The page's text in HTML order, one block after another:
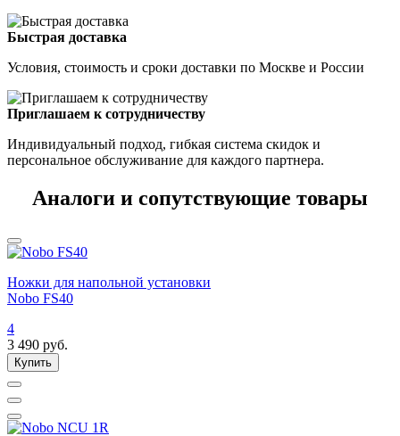
Быстрая доставка
Условия, стоимость и сроки доставки по Москве и России
Приглашаем к сотрудничеству
Индивидуальный подход, гибкая система скидок и
персональное обслуживание для каждого партнера.
Аналоги и сопутствующие товары
Ножки для напольной установки
Nobo FS40
4
3 490 руб.
Купить